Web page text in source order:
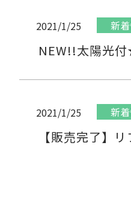
2021/1/25 新
NEW!!太陽光
2021/1/25 新
【販売完了】